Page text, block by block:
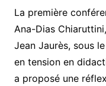
La première
Ana-Dias
Jean Jaurès, sous
en tension en
a proposé une